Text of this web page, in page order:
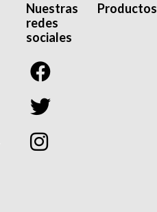
Nuestras
redes
sociales
Productos